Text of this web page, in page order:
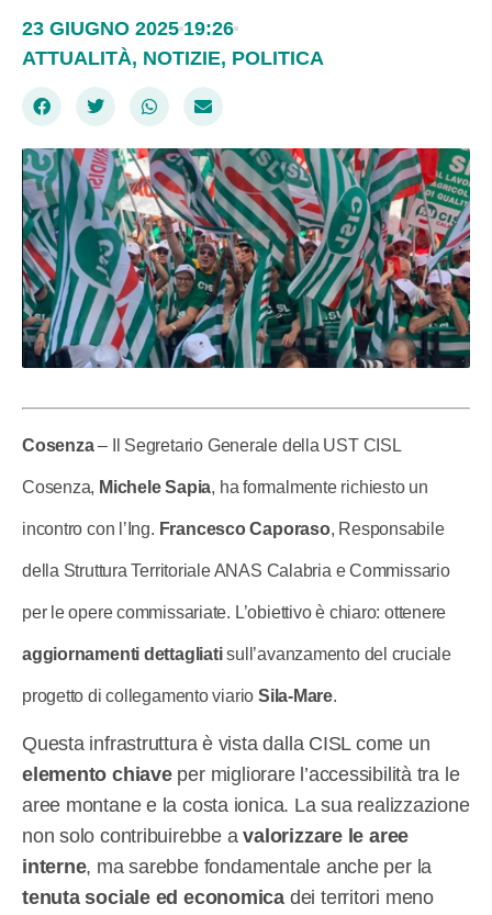
23 GIUGNO 2025 19:26
ATTUALITÀ, NOTIZIE, POLITICA
Cosenza– Il Segretario Generale della UST CISL
Cosenza, Michele Sapia, ha formalmente richiesto un
incontro con l’Ing. Francesco Caporaso, Responsabile
della Struttura Territoriale ANAS Calabria e Commissario
per le opere commissariate. L’obiettivo è chiaro: ottenere
aggiornamenti dettagliatisull’avanzamento del cruciale
progetto di collegamento viario Sila-Mare.
Questa infrastruttura è vista dalla CISL come un
elemento chiaveper migliorare l’accessibilità tra le
aree montane e la costa ionica. La sua realizzazione
non solo contribuirebbe avalorizzare le aree
interne, ma sarebbe fondamentale anche per la
tenuta sociale ed economica dei territori meno